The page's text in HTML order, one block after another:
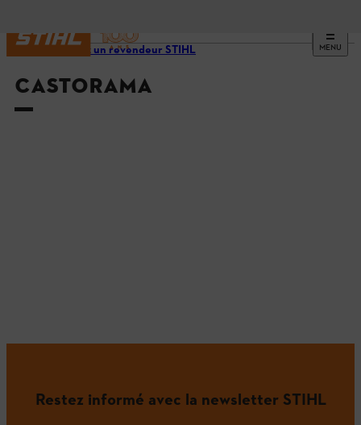
MENU
Trouvez un revendeur STIHL
CASTORAMA
Restez informé avec la newsletter STIHL